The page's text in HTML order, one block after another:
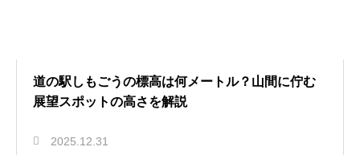
道の駅しもごうの標高は何メートル？山間に佇む
展望スポットの高さを解説
2025.12.31